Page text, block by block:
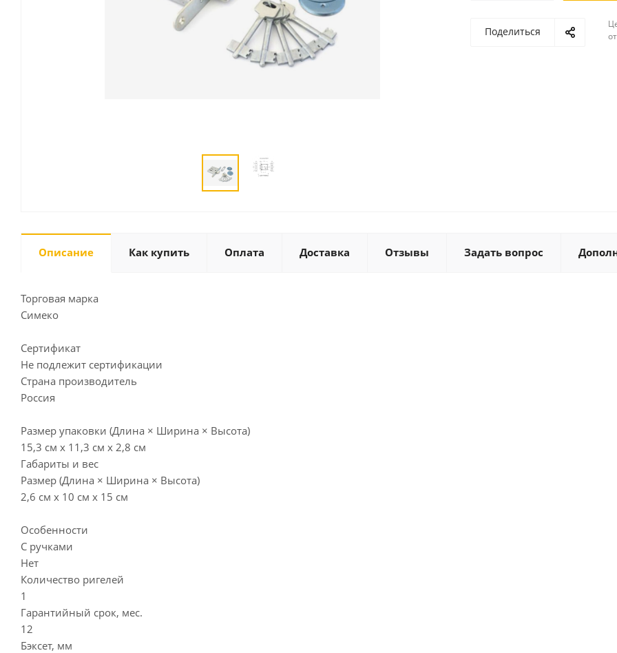
Поделиться
Описание Как купить Оплата Доставка Отзывы Задать вопрос
Торговая марка
Симеко
Сертификат
Не подлежит сертификации
Страна производитель
Россия
Размер упаковки (Длина × Ширина × Высота)
15,3 см х 11,3 см х 2,8 см
Габариты и вес
Размер (Длина × Ширина × Высота)
2,6 см х 10 см х 15 см
Особенности
С ручками
Нет
Количество ригелей
1
Гарантийный срок, мес.
12
Бэксет, мм